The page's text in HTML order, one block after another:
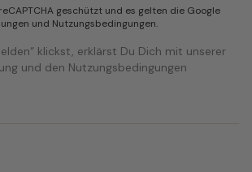
geschützt und es gelten die Google
und Nutzungsbedingungen.
klickst, erklärst Du Dich mit unserer
und den Nutzungsbedingungen